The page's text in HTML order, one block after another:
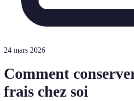
24 mars 2026
Comment
frais chez soi